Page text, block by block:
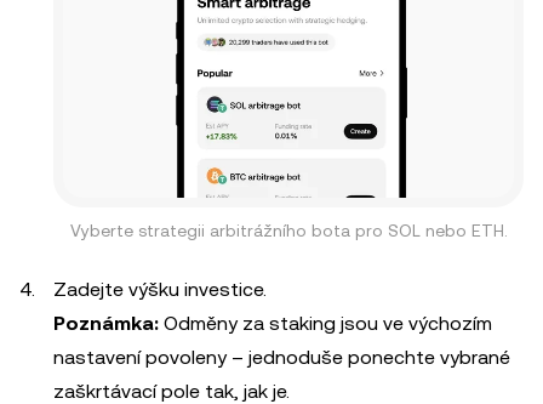
Vyberte strategii arbitrážního bota pro SOL nebo ETH.
Zadejte výšku investice.
Poznámka: Odměny za staking jsou ve výchozím
nastavení povoleny – jednoduše ponechte vybrané
zaškrtávací pole tak, jak je.